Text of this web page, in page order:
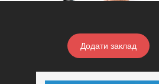
Додати заклад